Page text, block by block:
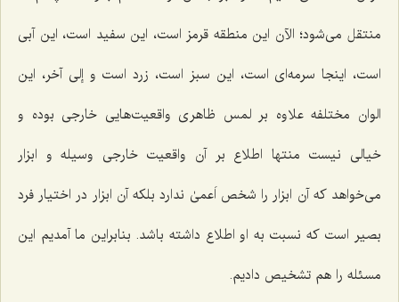
منتقل مى‌شود؛ الآن این منطقه قرمز است، این سفید است، این آبى
است، اینجا سرمه‌اى است، این سبز است، زرد است و إلی آخر، این
الوان مختلفه علاوه بر لمس ظاهرى واقعیت‌هایى خارجی بوده و
خیالى نیست منتها اطلاع بر آن واقعیت خارجى وسیله و ابزار
مى‌خواهد که آن ابزار را شخص اَعمیٰ ندارد بلکه آن ابزار در اختیار فرد
بصیر است كه نسبت به او اطلاع داشته باشد. بنابراین ما آمدیم این
مسئله را هم تشخیص دادیم.